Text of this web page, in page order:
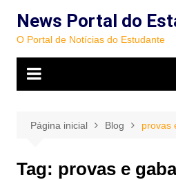
para
conteúdo
News Portal do
O Portal de Notícias do Estudante
Página inicial Blog provas
Tag: provas e